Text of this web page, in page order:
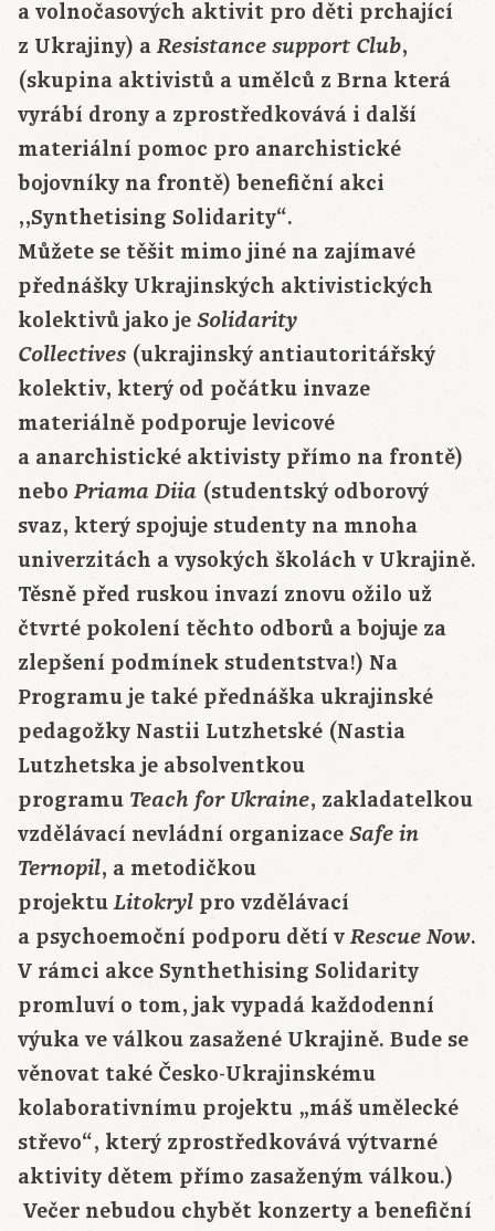
a volnočasových aktivit pro děti prchající
z Ukrajiny) a Resistance support Club,
(skupina aktivistů a umělců z Brna která
vyrábí drony a zprostředkovává i další
materiální pomoc pro anarchistické
bojovníky na frontě) benefiční akci
,,Synthetising Solidarity“.
Můžete se těšit mimo jiné na zajímavé
přednášky Ukrajinských aktivistických
kolektivů jako je Solidarity
Collectives (ukrajinský antiautoritářský
kolektiv, který od počátku invaze
materiálně podporuje levicové
a anarchistické aktivisty přímo na frontě)
nebo Priama Diia (studentský odborový
svaz, který spojuje studenty na mnoha
univerzitách a vysokých školách v Ukrajině.
Těsně před ruskou invazí znovu ožilo už
čtvrté pokolení těchto odborů a bojuje za
zlepšení podmínek studentstva!) Na
Programu je také přednáška ukrajinské
pedagožky Nastii Lutzhetské (Nastia
Lutzhetska je absolventkou
programu Teach for Ukraine, zakladatelkou
vzdělávací nevládní organizace Safe in
Ternopil, a metodičkou
projektu Litokryl pro vzdělávací
a psychoemoční podporu dětí v Rescue Now.
V rámci akce Synthethising Solidarity
promluví o tom, jak vypadá každodenní
výuka ve válkou zasažené Ukrajině. Bude se
věnovat také Česko-Ukrajinskému
kolaborativnímu projektu „máš umělecké
střevo“, který zprostředkovává výtvarné
aktivity dětem přímo zasaženým válkou.)
Večer nebudou chybět konzerty a benefiční